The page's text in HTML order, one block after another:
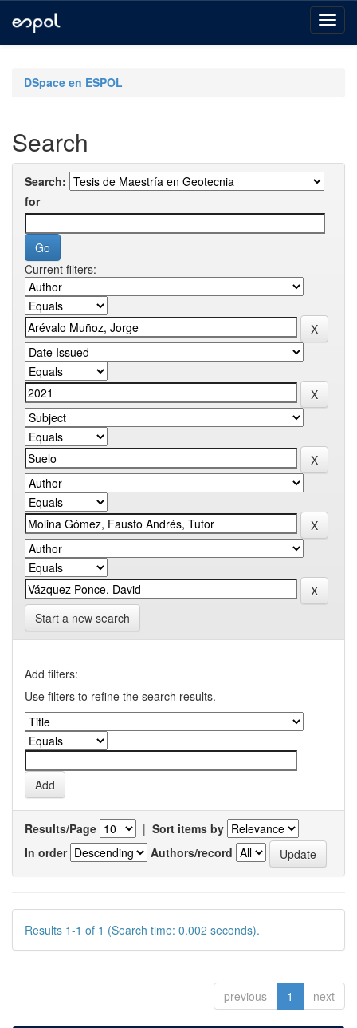
navigationDSpace en ESPOL
Search
Search:
for
Current filters:
Start a new search
Add filters:
Use filters to refine the search results.
Results/Page | Sort items by
In order
Authors/record
Results 1-1 of 1 (Search time: 0.002 seconds).
previous 1 next